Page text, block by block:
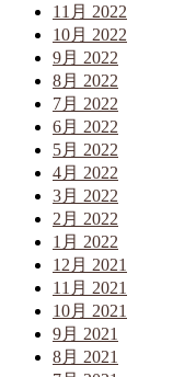
11月 2022
10月 2022
9月 2022
8月 2022
7月 2022
6月 2022
5月 2022
4月 2022
3月 2022
2月 2022
1月 2022
12月 2021
11月 2021
10月 2021
9月 2021
8月 2021